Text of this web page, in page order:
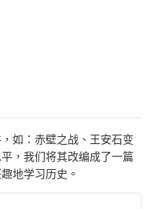
如：赤壁之战、王安石变
，我们将其改编成了一篇
地学习历史。